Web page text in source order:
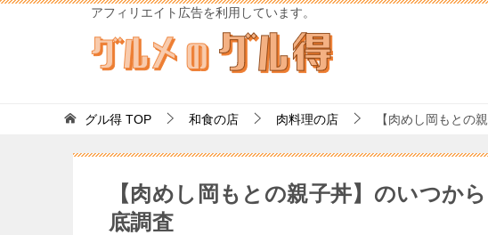
アフィリエイト広告を利用しています。
グル得 TOP 和食の店 肉料理の店 【肉めし岡もとの
【肉めし岡もとの親子丼】のいつか
底調査